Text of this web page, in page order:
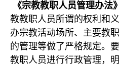
《宗教教职人员管理办法
教教职人员所谓的权利和
办宗教活动场所、主要教
的管理等做了严格规定。
教职人员进行行政管理，